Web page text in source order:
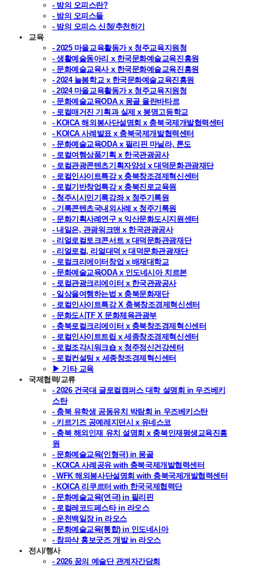
- 밤의 오피스란?
- 밤의 오피스들
- 밤의 오피스 신청/추천하기
교육
- 2025 마을교육활동가 x 청주교육지원청
- 생활예술동아리 x 한국문화예술교육진흥원
- 문화예술교육사 x 한국문화예술교육진흥원
- 2024 늘봄학교 x 한국문화예술교육진흥원
- 2024 마을교육활동가 x 청주교육지원청
- 문화예술교육ODA x 몽골 울란바타르
- 로컬매거진 기획과 실제 x 봉명고등학교
- KOICA 해외봉사단설명회 x 충북국제개발협력센터
- KOICA 사례발표 x 충북국제개발협력센터
- 문화예술교육ODA x 필리핀 마닐라, 톤도
- 로컬여행상품기획 x 한국관광공사
- 로컬관광콘텐츠기획자양성 x 대덕문화관광재단
- 로컬인사이트특강 x 충북창조경제혁신센터
- 로컬기반창업특강 x 충북진로교육원
- 청주시시민기록강좌 x 청주기록원
- 기록콘텐츠국내외사례 x 청주기록원
- 문화기획사례연구 x 익산문화도시지원센터
- 내일은, 관광워크맨 x 한국관광공사
- 리얼로컬토크콘서트 x 대덕문화관광재단
- 리얼로컬, 리얼대덕 x 대덕문화관광재단
- 로컬크리에이터창업 x 배재대학교
- 문화예술교육ODA x 인도네시아 치르본
- 로컬관광크리에이터 x 한국관광공사
- 일상을여행하는법 x 충북문화재단
- 로컬인사이트특강 X 충북창조경제혁신센터
- 문화도시TF X 문화체육관광부
- 충북로컬크리에이터 x 충북창조경제혁신센터
- 로컬인사이트트립 x 세종창조경제혁신센터
- 로컬조각시워크숍 x 청주정신건강센터
- 로컬컨설팅 x 세종창조경제혁신센터
▶ 기타 교육
국제협력/교류
- 2026 건국대 글로컬캠퍼스 대학 설명회 in 우즈베키
스탄
- 충북 유학생 공동유치 박람회 in 우즈베키스탄
- 키르기즈 공예레지던시 x 유네스코
- 충북 해외인재 유치 설명회 x 충북인재평생교육진흥
원
- 문화예술교육(인형극) in 몽골
- KOICA 사례공유 with 충북국제개발협력센터
- WFK 해외봉사단설명회 with 충북국제개발협력센터
- KOICA 리쿠르터 with 한국국제협력단
- 문화예술교육(연극) in 필리핀
- 로컬레코드페스타 in 라오스
- 운천백일장 in 라오스
- 문화예술교육(통합) in 인도네시아
- 참파삭 홍보굿즈 개발 in 라오스
전시/행사
- 2026 꿈의 예술단 관계자간담회